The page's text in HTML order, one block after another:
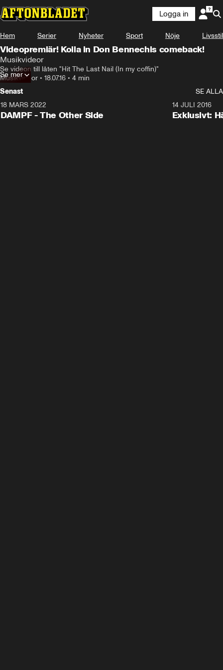
Logga in
Hem Serier Nyheter Sport Nöje Livsstil
Videopremiär! Kolla in Don Bennechis comeback!
Musikvideor
Se videon till låten "Hit The Last Nail (In my coffin)"
Musikvideor • 18.07.16 • 4 min
Se mer
Senast
SE ALLA
18 MARS 2022
DAMPF - The Other Side
14 JULI 2016
Exklusivt: